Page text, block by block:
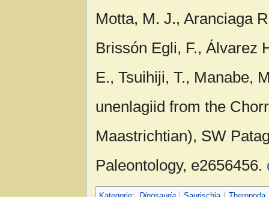
Motta, M. J., Aranciaga
Brissón Egli, F., Álvarez
E., Tsuihiji, T., Manabe,
unenlagiid from the
Maastrichtian), SW
Paleontology, e2656456.